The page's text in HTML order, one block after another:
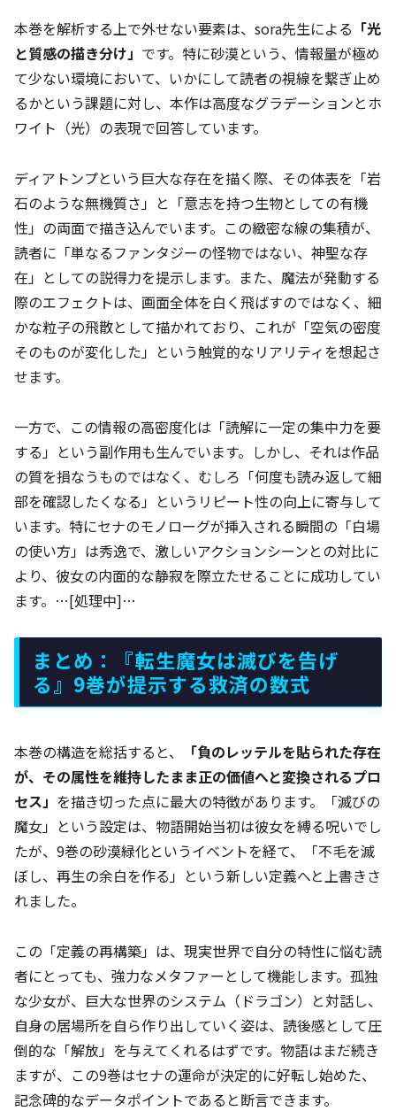
本巻を解析する上で外せない要素は、sora先生による 「光
と質感の描き分け」 です。特に砂漠という、情報量が極め
て少ない環境において、いかにして読者の視線を繋ぎ止め
るかという課題に対し、本作は高度なグラデーションとホ
ワイト（光）の表現で回答しています。
ディアトンプという巨大な存在を描く際、その体表を「岩
石のような無機質さ」と「意志を持つ生物としての有機
性」の両面で描き込んでいます。この緻密な線の集積が、
読者に「単なるファンタジーの怪物ではない、神聖な存
在」としての説得力を提示します。また、魔法が発動する
際のエフェクトは、画面全体を白く飛ばすのではなく、細
かな粒子の飛散として描かれており、これが「空気の密度
そのものが変化した」という触覚的なリアリティを想起さ
せます。
一方で、この情報の高密度化は「読解に一定の集中力を要
する」という副作用も生んでいます。しかし、それは作品
の質を損なうものではなく、むしろ「何度も読み返して細
部を確認したくなる」というリピート性の向上に寄与して
います。特にセナのモノローグが挿入される瞬間の「白場
の使い方」は秀逸で、激しいアクションシーンとの対比に
より、彼女の内面的な静寂を際立たせることに成功してい
ます。…[処理中]…
まとめ：『転生魔女は滅びを告げ
る』9巻が提示する救済の数式
本巻の構造を総括すると、
「負のレッテルを貼られた存在
が、その属性を維持したまま正の価値へと変換されるプロ
セス」 を描き切った点に最大の特徴があります。「滅びの
魔女」という設定は、物語開始当初は彼女を縛る呪いでし
たが、9巻の砂漠緑化というイベントを経て、「不毛を滅
ぼし、再生の余白を作る」という新しい定義へと上書きさ
れました。
この「定義の再構築」は、現実世界で自分の特性に悩む読
者にとっても、強力なメタファーとして機能します。孤独
な少女が、巨大な世界のシステム（ドラゴン）と対話し、
自身の居場所を自ら作り出していく姿は、読後感として圧
倒的な「解放」を与えてくれるはずです。物語はまだ続き
ますが、この9巻はセナの運命が決定的に好転し始めた、
記念碑的なデータポイントであると断言できます。